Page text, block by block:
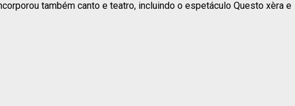
também canto e teatro, incluindo o espetáculo Questo xèra e